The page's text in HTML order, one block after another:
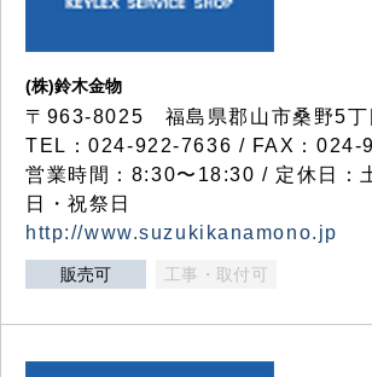
(株)鈴木金物
〒963-8025 福島県郡山市桑野5丁
TEL：024-922-7636 / FAX：024-
営業時間：8:30〜18:30 / 定休日：
日・祝祭日
http://www.suzukikanamono.jp
販売可 工事・取付可